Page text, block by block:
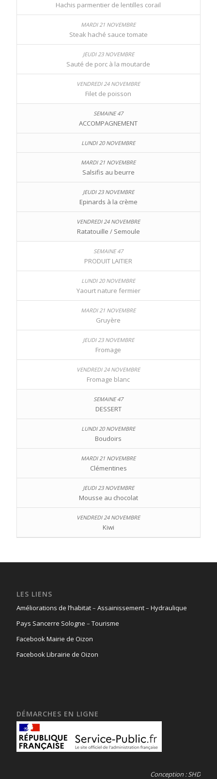
Hachis parmentier de lentilles corail
Steak haché sauce tomate
Sauté de porc à la moutarde
Filet de poisson
ACCOMPAGNEMENT
Salsifis au beurre
Epinards à la crème
Ratatouille / Semoule
PRODUIT LAITIER
Yaourt nature fermier
Gruyère
Fromage
Fromage blanc
DESSERT
Boudoirs
Clémentines
Mousse au chocolat
Kiwi
LES LIENS
Améliorations de l’habitat– Assainissement– Hydraulique
Pays Sancerre Sologne – Tourisme
Facebook Mairie de Oizon
Facebook Librairie de Oizon
DÉMARCHES EN LIGNE
Conception : SHD